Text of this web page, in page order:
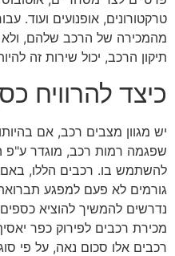
טרקטורונים, אופנועים ועוד.
מהמכירה של הרכב שלהם,
תיקון הרכב, יכול שירות זה
כיצד להרוויח
יש מגוון מצבים רכב, אם
שפגמה רמות רכב, מוגדר ע"פ
להשתמש בו. רכבים הללו,
גורמים לא פעם למפגע
נדרשים להמשיך להוציא
מכירת רכבים לפירוק כפר
רכבים אלו סכום נאה, על פי